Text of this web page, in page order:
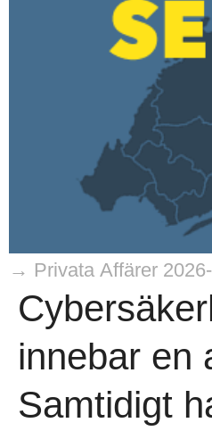
→ Privata Affärer
innebar en
Samtidigt